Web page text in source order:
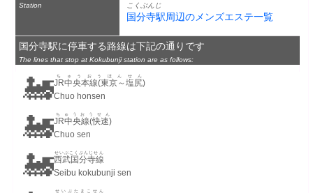
Station
こくぶんじ
国分寺駅周辺のメンズエステ一覧
国分寺駅に停車する路線は下記の通りです
The lines that stop at Kokubunji station are as follows:
🚂JR中央本線(東京～塩尻)
ちゅうおうほんせん
Chuo honsen
🚂JR中央線(快速)
ちゅうおうせん
Chuo sen
🚂西武国分寺線
せいぶこくぶんじせん
Seibu kokubunji sen
せいぶたまこせん